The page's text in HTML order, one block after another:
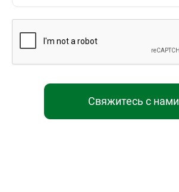
Свяжитесь с нами